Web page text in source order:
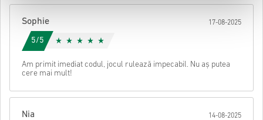
accesa codul tău.
Sophie 17-08-2025
5/5
Am primit imediat codul, jocul rulează impecabil. Nu aș putea
cere mai mult!
Nia 14-08-2025